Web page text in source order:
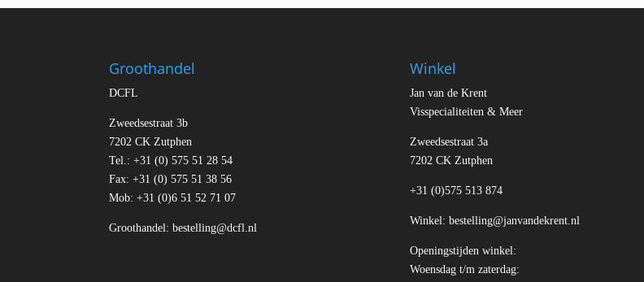
Groothandel
DCFL
Zweedsestraat 3b
7202 CK Zutphen
Tel.: +31 (0) 575 51 28 54
Fax: +31 (0) 575 51 38 56
Mob: +31 (0)6 51 52 71 07
Groothandel:bestelling@dcfl.nl
Winkel
Jan van de Krent
Visspecialiteiten & Meer
Zweedsestraat 3a
7202 CK Zutphen
+31 (0)575 513 874
Winkel: bestelling@janvandekrent.nl
Openingstijden winkel:
Woensdag t/m zaterdag: